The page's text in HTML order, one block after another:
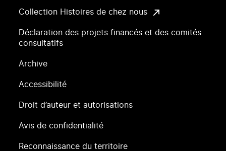
Collection Histoires de chez nous
Déclaration des projets financés et des comités
consultatifs
Archive
Accessibilité
Droit d’auteur et autorisations
Avis de confidentialité
Reconnaissance du territoire